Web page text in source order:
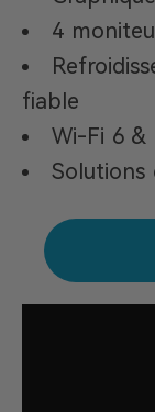
4
fiable
Wi-Fi 6 &
Solutions